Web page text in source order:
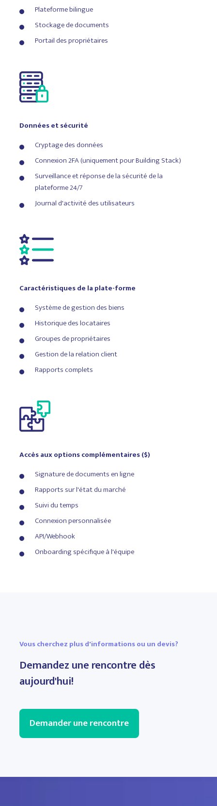
Création et signature du bail
Paiements de location en ligne
Renseignez-vous
maintenant
Résident
Portail des locataires
Assurance des locataires
Renouvellement des baux
Paiements automatiques en ligne
Communication bidirectionnelle
Réservations de commodités
Règles et règlements de la
propriété
Resident Perks
Lead CRM(limited access)
Pile complète
Plateforme bilingue
Stockage de documents
Portail des propriétaires
Données et sécurité
Cryptage des données
Connexion 2FA (uniquement pour Building Stack)
Surveillance et réponse de la sécurité de la
plateforme 24/7
Journal d'activité des utilisateurs
Caractéristiques de la plate-forme
Système de gestion des biens
Historique des locataires
Groupes de propriétaires
Gestion de la relation client
Rapports complets
Accès aux options complémentaires ($)
Signature de documents en ligne
Rapports sur l'état du marché
Suivi du temps
Connexion personnalisée
API/Webhook
Onboarding spécifique à l'équipe
Vous cherchez plus d'informations ou un devis?
Demandez une rencontre dès
aujourd'hui!
Demander une rencontre